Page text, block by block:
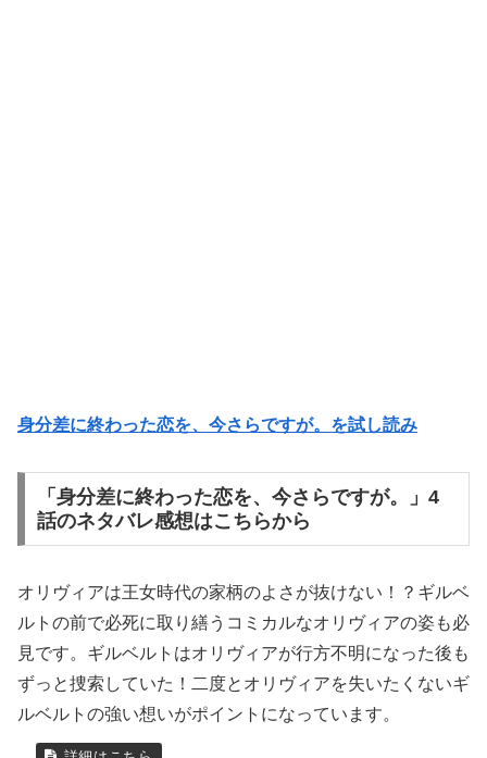
身分差に終わった恋を、今さらですが。を試し読み
「身分差に終わった恋を、今さらですが。」4
話のネタバレ感想はこちらから
オリヴィアは王女時代の家柄のよさが抜けない！？ギルベ
ルトの前で必死に取り繕うコミカルなオリヴィアの姿も必
見です。ギルベルトはオリヴィアが行方不明になった後も
ずっと捜索していた！二度とオリヴィアを失いたくないギ
ルベルトの強い想いがポイントになっています。